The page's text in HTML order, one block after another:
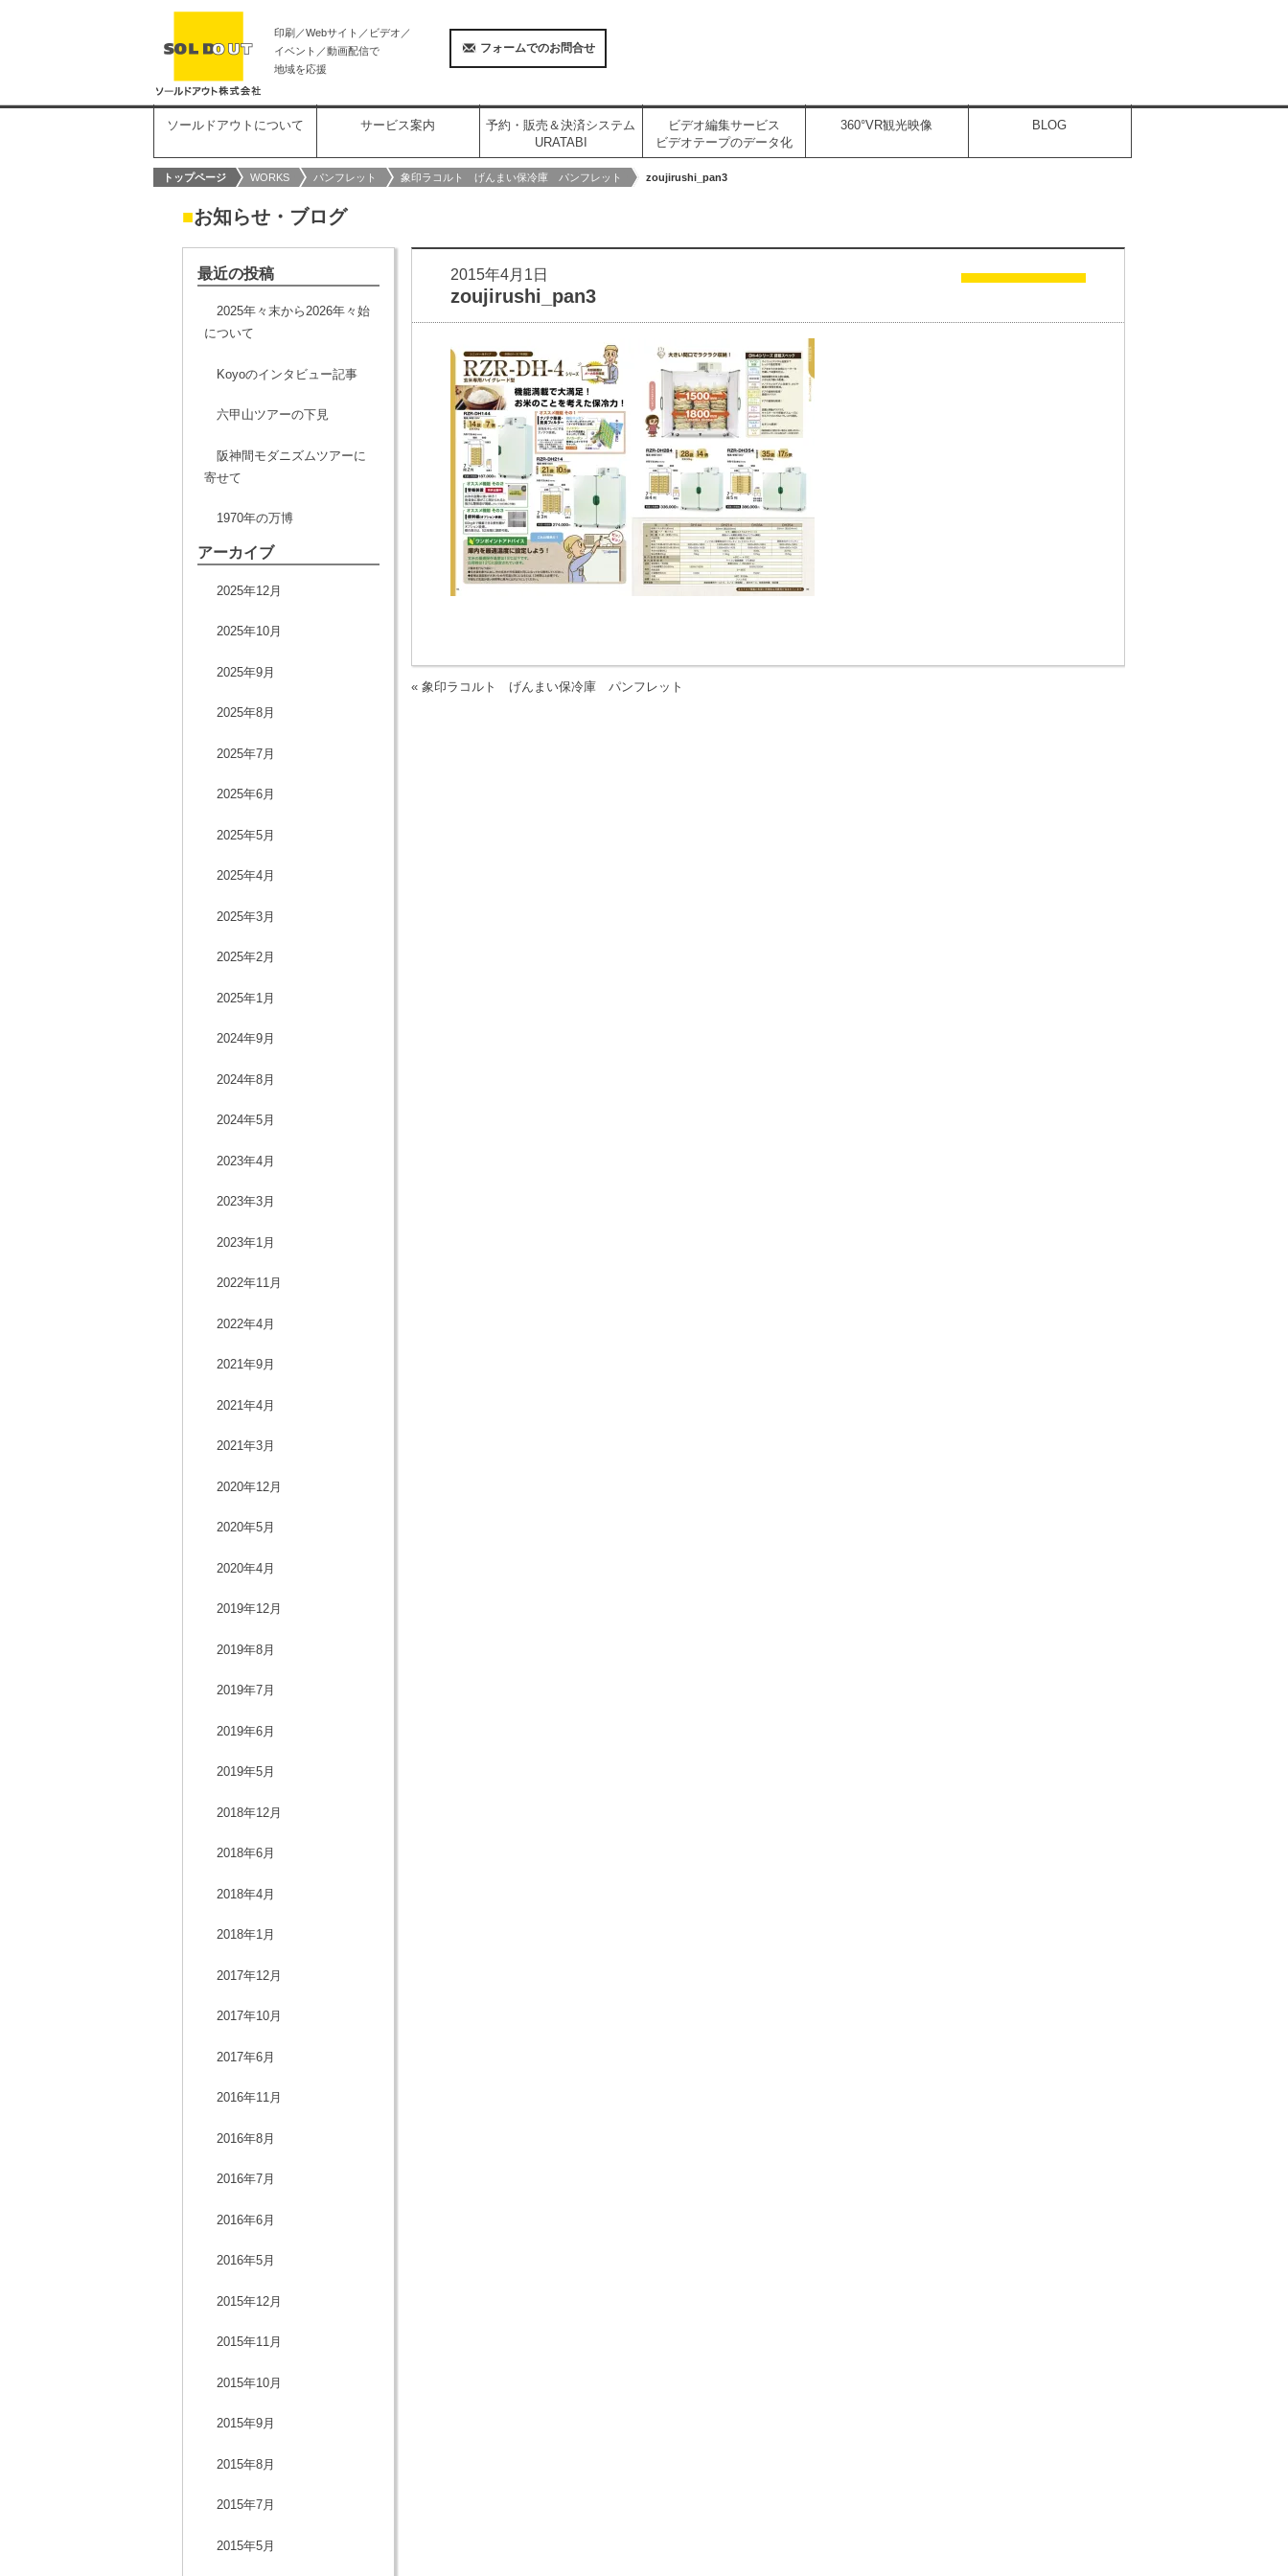
印刷／Webサイト／ビデオ／
イベント／動画配信で
地域を応援
フォームでのお問合せ
ソールドアウトについて サービス案内
予約・販売＆決済システム
URATABI
ビデオ編集サービス
ビデオテープのデータ化
360°VR観光映像 BLOG
トップページ WORKS パンフレット 象印ラコルト げんまい保冷庫 パンフレット zoujirushi_pan3
■お知らせ・ブログ
2015年4月1日
zoujirushi_pan3
« 象印ラコルト げんまい保冷庫 パンフレット
最近の投稿
2025年々末から2026年々始
について
Koyoのインタビュー記事
六甲山ツアーの下見
阪神間モダニズムツアーに
寄せて
1970年の万博
アーカイブ
2025年12月
2025年10月
2025年9月
2025年8月
2025年7月
2025年6月
2025年5月
2025年4月
2025年3月
2025年2月
2025年1月
2024年9月
2024年8月
2024年5月
2023年4月
2023年3月
2023年1月
2022年11月
2022年4月
2021年9月
2021年4月
2021年3月
2020年12月
2020年5月
2020年4月
2019年12月
2019年8月
2019年7月
2019年6月
2019年5月
2018年12月
2018年6月
2018年4月
2018年1月
2017年12月
2017年10月
2017年6月
2016年11月
2016年8月
2016年7月
2016年6月
2016年5月
2015年12月
2015年11月
2015年10月
2015年9月
2015年8月
2015年7月
2015年5月